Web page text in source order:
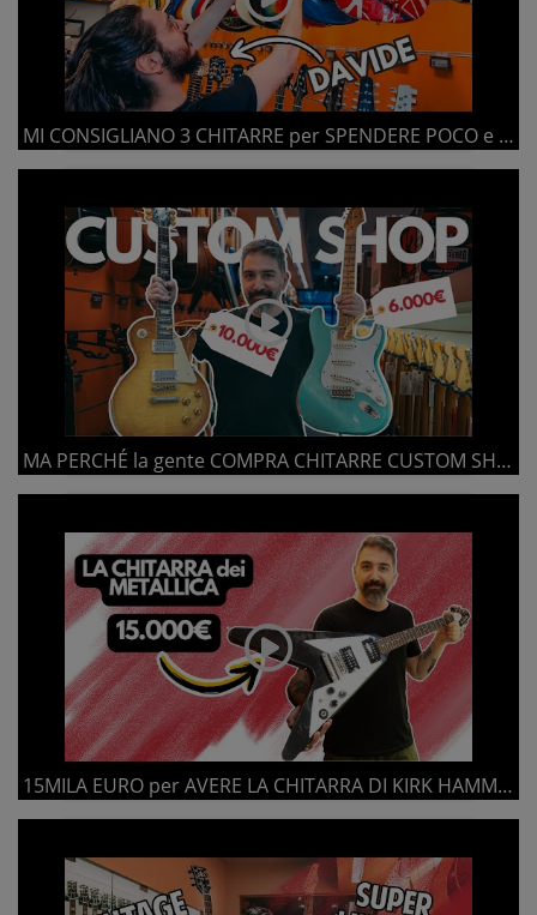
MI CONSIGLIANO 3 CHITARRE per SPENDERE POCO e LO FANNO MOLTO BENE
MA PERCHÉ la gente COMPRA CHITARRE CUSTOM SHOP?
15MILA EURO per AVERE LA CHITARRA DI KIRK HAMMETT